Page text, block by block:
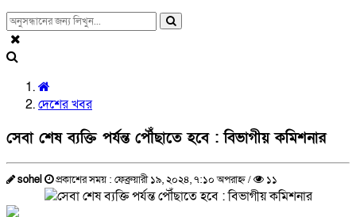
দেশের খবর
সেবা শেষ ব্যক্তি পর্যন্ত পৌঁছাতে হবে : বিভাগীয় কমিশনার
sohel প্রকাশের সময় : ফেব্রুয়ারী ১৯, ২০২৪, ৭:১০ অপরাহ্ন / ১১